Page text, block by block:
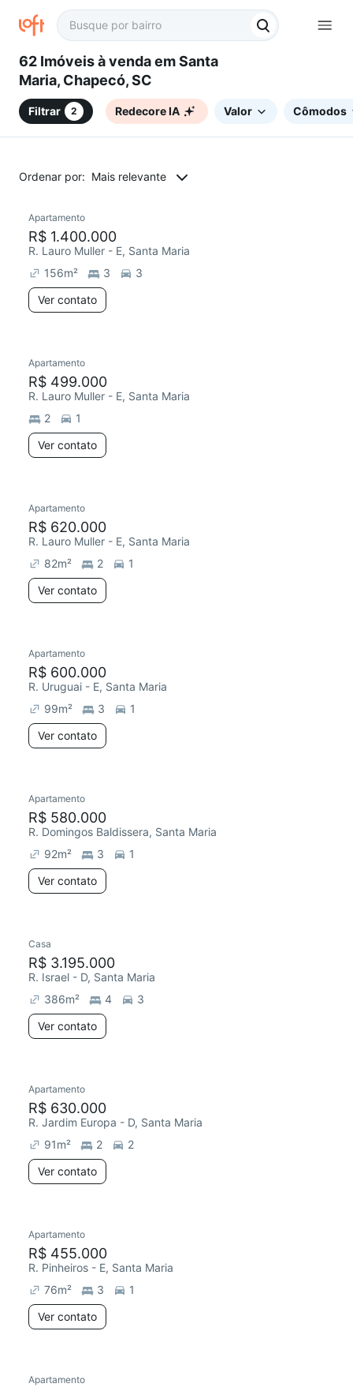
62 Imóveis à venda em Santa
Maria, Chapecó, SC
Filtrar 2 Redecore IA Valor Cômodos
Ordenar por: Mais relevante
Redecorar
Apartamento
R$ 1.400.000
R. Lauro Muller - E, Santa Maria
156m² 3
3
Ver contato
Redecorar
Apartamento
R$ 499.000
R. Lauro Muller - E, Santa Maria
2
1
Ver contato
Redecorar
Apartamento
R$ 620.000
R. Lauro Muller - E, Santa Maria
82m² 2
1
Ver contato
Redecorar
Apartamento
R$ 600.000
R. Uruguai - E, Santa Maria
99m² 3
1
Ver contato
Redecorar
Apartamento
R$ 580.000
R. Domingos Baldissera, Santa Maria
92m² 3
1
Ver contato
Casa
R$ 3.195.000
R. Israel - D, Santa Maria
386m² 4
3
Ver contato
Redecorar
Apartamento
R$ 630.000
R. Jardim Europa - D, Santa Maria
91m² 2
2
Ver contato
Redecorar
Apartamento
R$ 455.000
R. Pinheiros - E, Santa Maria
76m² 3
1
Ver contato
Redecorar
Apartamento